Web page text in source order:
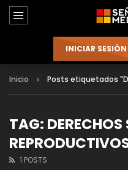
Inicio Posts etiquetados
TAG: DERECHOS
1 POSTS